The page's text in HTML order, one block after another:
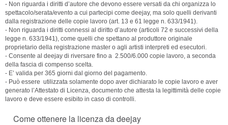
- Non riguarda i diritti d’autore che devono essere versati da chi organizza lo
spettacolo/serata/evento a cui partecipi come deejay, ma solo quelli derivanti
dalla registrazione delle copie lavoro (art. 13 e 61 legge n. 633/1941).
- Non riguarda i diritti connessi al diritto d’autore (articoli 72 e successivi della
legge n. 633/1941), come quelli che spettano al produttore originale
proprietario della registrazione master o agli artisti interpreti ed esecutori.
- Consente al deejay di riversare fino a 2.500/6.000 copie lavoro, a seconda
della fascia di compenso scelta.
- E’ valida per 365 giorni dal giorno del pagamento.
- Può essere utilizzata solamente dopo aver dichiarato le copie lavoro e aver
generato l’Attestato di Licenza, documento che attesta la legittimità delle copie
lavoro e deve essere esibito in caso di controlli.
Come ottenere la licenza da deejay